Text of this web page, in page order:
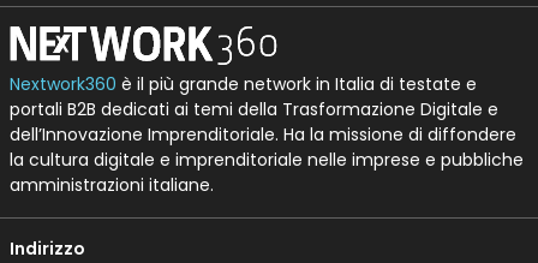
Nextwork360 è il più grande network in Italia di testate e
portali B2B dedicati ai temi della Trasformazione Digitale e
dell’Innovazione Imprenditoriale. Ha la missione di diffondere
la cultura digitale e imprenditoriale nelle imprese e pubbliche
amministrazioni italiane.
Indirizzo